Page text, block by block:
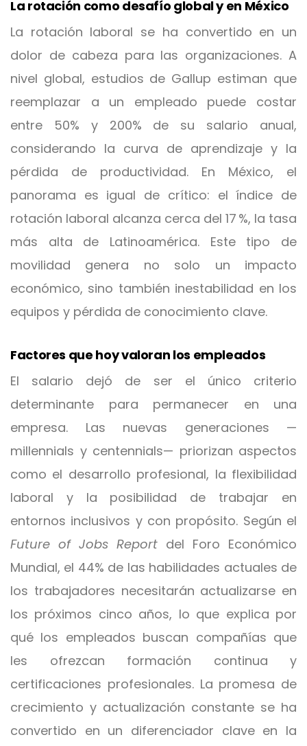
La rotación como desafío global y en México
La rotación laboral se ha convertido en un
dolor de cabeza para las organizaciones. A
nivel global, estudios de Gallup estiman que
reemplazar a un empleado puede costar
entre 50% y 200% de su salario anual,
considerando la curva de aprendizaje y la
pérdida de productividad. En México, el
panorama es igual de crítico: el índice de
rotación laboral alcanza cerca del 17 %, la tasa
más alta de Latinoamérica. Este tipo de
movilidad genera no solo un impacto
económico, sino también inestabilidad en los
equipos y pérdida de conocimiento clave.
Factores que hoy valoran los empleados
El salario dejó de ser el único criterio
determinante para permanecer en una
empresa. Las nuevas generaciones —
millennials y centennials— priorizan aspectos
como el desarrollo profesional, la flexibilidad
laboral y la posibilidad de trabajar en
entornos inclusivos y con propósito. Según el
Future of Jobs Report del Foro Económico
Mundial, el 44% de las habilidades actuales de
los trabajadores necesitarán actualizarse en
los próximos cinco años, lo que explica por
qué los empleados buscan compañías que
les ofrezcan formación continua y
certificaciones profesionales. La promesa de
crecimiento y actualización constante se ha
convertido en un diferenciador clave en la